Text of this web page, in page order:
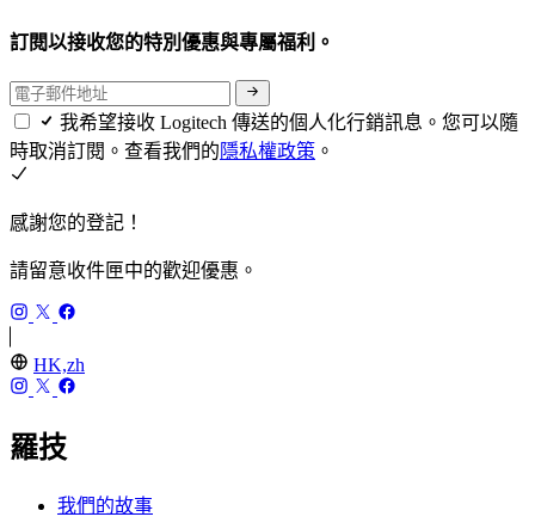
訂閱以接收您的特別優惠與專屬福利。
我希望接收 Logitech 傳送的個人化行銷訊息。您可以隨
時取消訂閱。查看我們的隱私權政策 。
感謝您的登記！
請留意收件匣中的歡迎優惠。
HK,zh
羅技
我們的故事